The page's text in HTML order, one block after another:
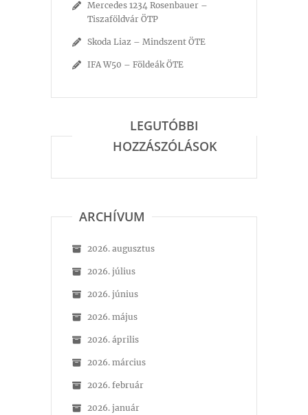
Mercedes 1234 Rosenbauer –
Tiszaföldvár ÖTP
Skoda Liaz – Mindszent ÖTE
IFA W50 – Földeák ÖTE
LEGUTÓBBI
HOZZÁSZÓLÁSOK
ARCHÍVUM
2026. augusztus
2026. július
2026. június
2026. május
2026. április
2026. március
2026. február
2026. január